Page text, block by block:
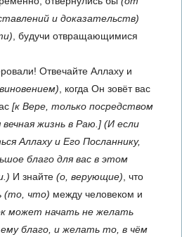
и доказательств)
, будучи отвращающимися
Отвечайте Аллаху и
, когда Он зовёт вас
[к Вере, только посредством
жизнь в Раю.] (И если
Аллаху и Его Посланнику,
благо для вас в этом
И знайте (о, верующие) , что
(то, что) между человеком и
может начать не желать
благо, и желать то, в чём